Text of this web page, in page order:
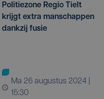
Politiezone Regio Tielt
krijgt extra manschappen
dankzij fusie
ma 26 augustus 2024 |
15:30